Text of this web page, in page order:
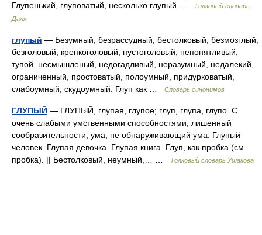
Глупенький, глуповатый, несколько глупый …
Толковый словарь
Даля
глупый — Безумный, безрассудный, бестолковый, безмозглый,
безголовый, крепкоголовый, пустоголовый, непонятливый,
тупой, несмышленый, недогадливый, неразумный, недалекий,
ограниченный, простоватый, полоумный, придурковатый,
слабоумный, скудоумный. Глуп как …
Словарь синонимов
ГЛУПЫЙ — ГЛУПЫЙ, глупая, глупое; глуп, глупа, глупо. С
очень слабыми умственными способностями, лишенный
сообразительности, ума; не обнаруживающий ума. Глупый
человек. Глупая девочка. Глупая книга. Глуп, как пробка (см.
пробка). || Бестолковый, неумный,… …
Толковый словарь Ушакова